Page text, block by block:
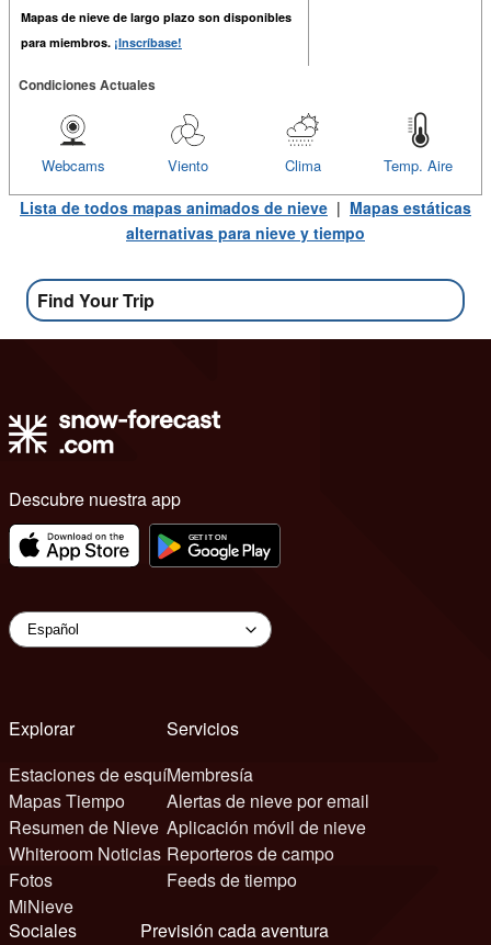
Mapas de nieve de largo plazo son disponibles
para miembros. ¡Inscríbase!
Condiciones Actuales
Temp. Aire
Clima
Viento
Webcams
Lista de todos mapas animados de nieve | Mapas estáticas
alternativas para nieve y tiempo
Find Your Trip
Descubre nuestra app
Explorar
Estaciones de esquí
Mapas Tiempo
Resumen de Nieve
Whiteroom Noticias
Fotos
MiNieve
Servicios
Membresía
Alertas de nieve por email
Aplicación móvil de nieve
Reporteros de campo
Feeds de tiempo
Sociales
Previsión cada aventura